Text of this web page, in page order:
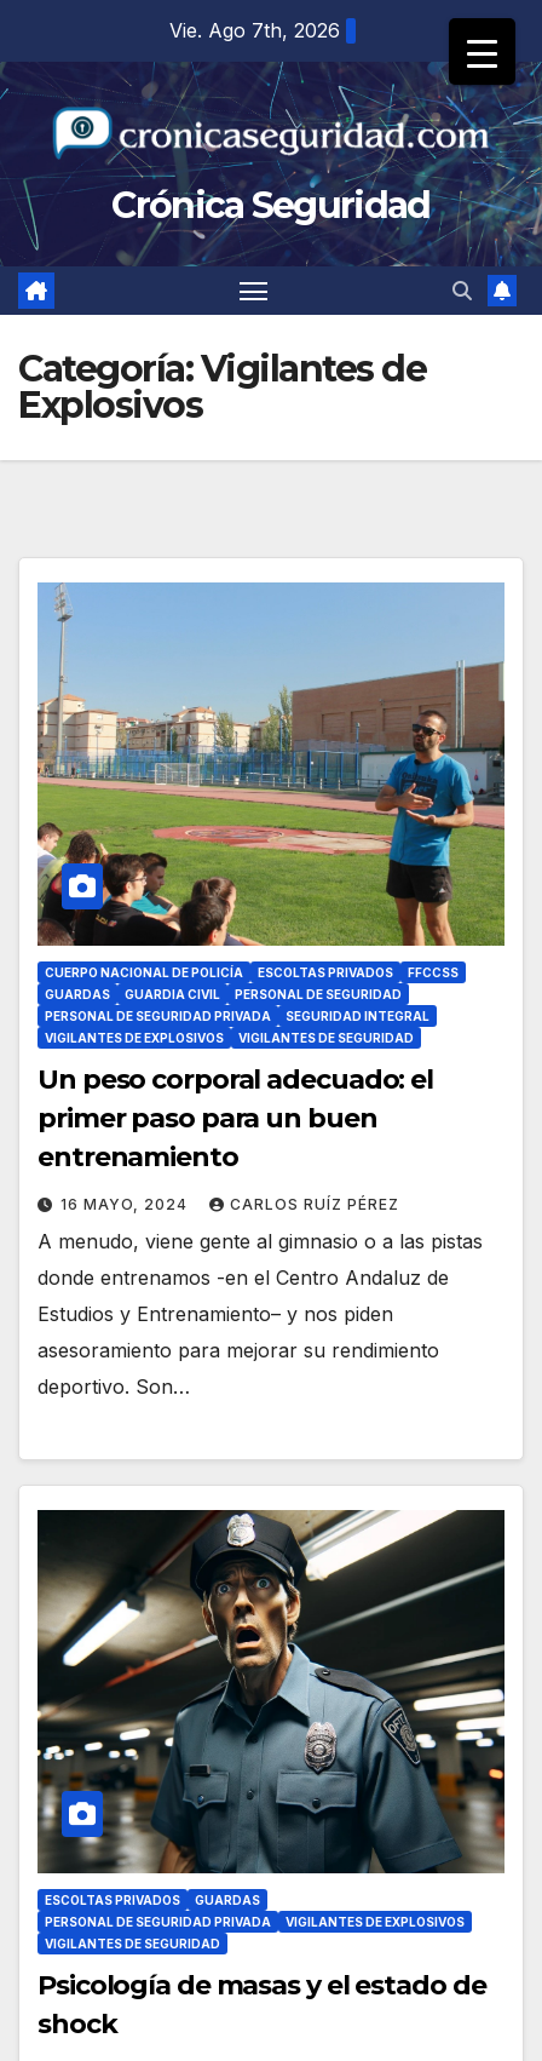
contenido
Vie. Ago 7th, 2026
Crónica Seguridad
Categoría:Vigilantes de
Explosivos
CUERPO NACIONAL DE POLICÍA ESCOLTAS PRIVADOS
FFCCSS
GUARDAS
GUARDIA CIVIL
PERSONAL DE SEGURIDAD
PERSONAL DE SEGURIDAD PRIVADA
SEGURIDAD INTEGRAL
VIGILANTES DE EXPLOSIVOS
VIGILANTES DE SEGURIDAD
Un peso corporal adecuado: el
primer paso para un buen
entrenamiento
16 MAYO, 2024 CARLOS RUÍZ PÉREZ
A menudo, viene gente al gimnasio o a las pistas
donde entrenamos -en el Centro Andaluz de
Estudios y Entrenamiento– y nos piden
asesoramiento para mejorar su rendimiento
deportivo. Son…
ESCOLTAS PRIVADOS
GUARDAS
PERSONAL DE SEGURIDAD PRIVADA
VIGILANTES DE EXPLOSIVOS
VIGILANTES DE SEGURIDAD
Psicología de masas y el estado de
shock